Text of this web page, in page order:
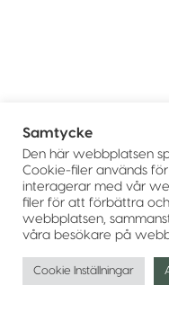
Samtycke
Den här webbplatsen
Cookie-filer används
interagerar med vår
filer för att förbättra
webbplatsen,
våra besökare på
Cookie Inställningar